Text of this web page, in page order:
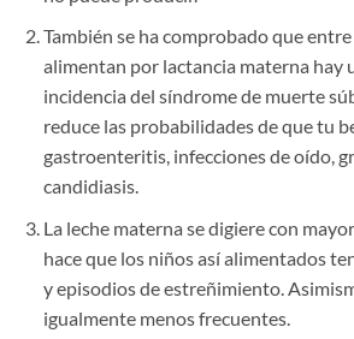
También se ha comprobado que
alimentan por lactancia materna hay
incidencia del síndrome de muerte
reduce las probabilidades de que tu
gastroenteritis, infecciones de oído,
candidiasis.
La leche materna se digiere con
hace que los niños así alimentados
y episodios de estreñimiento.
igualmente menos frecuentes.